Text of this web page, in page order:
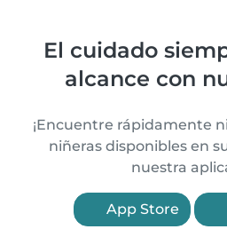
El cuidado
alcance con
¡Encuentre rápidamente
niñeras disponibles en
nuestra
App Store